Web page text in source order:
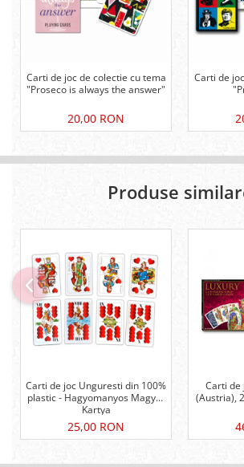
Carti de joc de colectie cu tema
"Proseco is always the answer"
20,00 RON
Carti de
Produse
Carti de joc Unguresti din 100%
plastic - Hagyomanyos Magyar
Kartya
25,00 RON
Carti de
(Austria),